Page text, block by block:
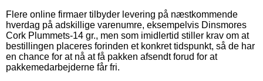
Flere online firmaer tilbyder levering på næstkommende
hverdag på adskillige varenumre, eksempelvis Dinsmores
Cork Plummets-14 gr., men som imidlertid stiller krav om at
bestillingen placeres forinden et konkret tidspunkt, så de har
en chance for at nå at få pakken afsendt forud for at
pakkemedarbejderne får fri.